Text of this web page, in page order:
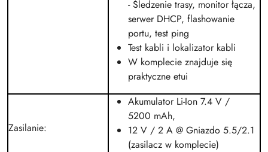
- Śledzenie trasy, monitor łącza,
serwer DHCP, flashowanie
portu, test ping
Test kabli i lokalizator kabli
W komplecie znajduje się
praktyczne etui
Zasilanie:
Akumulator Li-Ion 7.4 V /
5200 mAh,
12 V / 2 A @ Gniazdo 5.5/2.1
(zasilacz w komplecie)